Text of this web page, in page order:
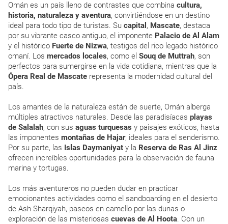
Omán es un país lleno de contrastes que combina cultura,
historia, naturaleza y aventura, convirtiéndose en un destino
ideal para todo tipo de turistas. Su capital , Mascate, destaca
por su vibrante casco antiguo, el imponente Palacio de Al Alam
y el histórico Fuerte de Nizwa, testigos del rico legado histórico
omaní. Los mercados locales, como el Souq de Muttrah, son
perfectos para sumergirse en la vida cotidiana, mientras que la
Ópera Real de Mascate representa la modernidad cultural del
país.
Los amantes de la naturaleza están de suerte, Omán alberga
múltiples atractivos naturales. Desde las paradisíacas playas
de Salalah, con sus aguas turquesas y paisajes exóticos, hasta
las imponentes montañas de Hajar, ideales para el senderismo.
Por su parte, las Islas Daymaniyat y la Reserva de Ras Al Jinz
ofrecen increíbles oportunidades para la observación de fauna
marina y tortugas.
Los más aventureros no pueden dudar en practicar
emocionantes actividades como el sandboarding en el desierto
de Ash Sharqiyah, paseos en camello por las dunas o
exploración de las misteriosas cuevas de Al Hoota. Con un